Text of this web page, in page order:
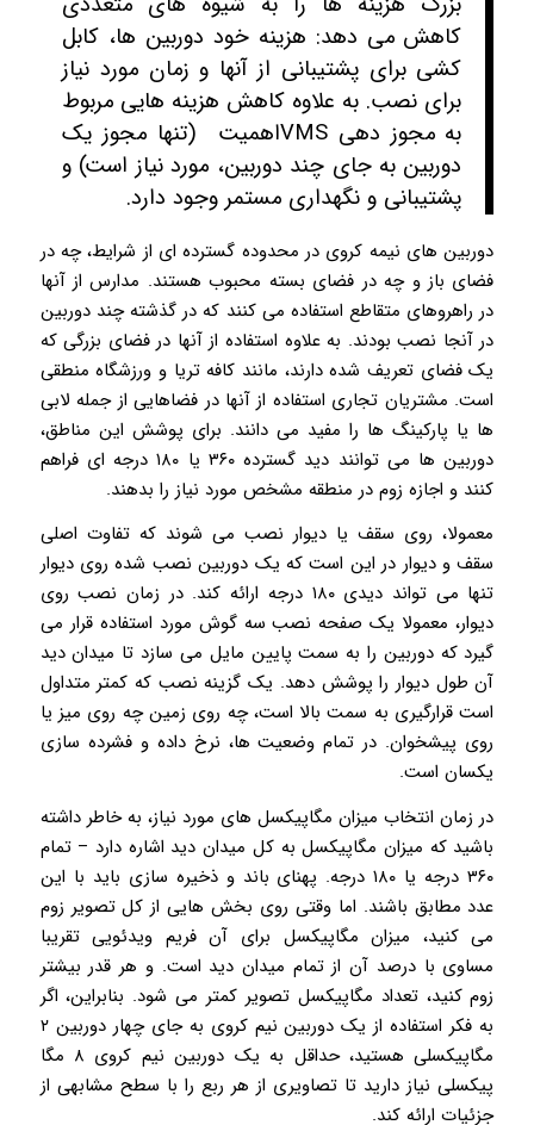
کاهش می دهد: هزینه خود دوربین ها، کابل
کشی برای پشتیبانی از آنها و زمان مورد نیاز
برای نصب. به علاوه کاهش هزینه هایی مربوط
به مجوز دهی VMSاهمیت (تنها مجوز یک
دوربین به جای چند دوربین، مورد نیاز است) و
پشتیبانی و نگهداری مستمر وجود دارد.
دوربین های نیمه کروی در محدوده گسترده ای از شرایط، چه در
فضای باز و چه در فضای بسته محبوب هستند. مدارس از آنها
در راهروهای متقاطع استفاده می کنند که در گذشته چند دوربین
در آنجا نصب بودند. به علاوه استفاده از آنها در فضای بزرگی که
یک فضای تعریف شده دارند، مانند کافه تریا و ورزشگاه منطقی
است. مشتریان تجاری استفاده از آنها در فضاهایی از جمله لابی
ها یا پارکینگ ها را مفید می دانند. برای پوشش این مناطق،
دوربین ها می توانند دید گسترده ۳۶۰ یا ۱۸۰ درجه ای فراهم
کنند و اجازه زوم در منطقه مشخص مورد نیاز را بدهند.
معمولا، روی سقف یا دیوار نصب می شوند که تفاوت اصلی
سقف و دیوار در این است که یک دوربین نصب شده روی دیوار
تنها می تواند دیدی ۱۸۰ درجه ارائه کند. در زمان نصب روی
دیوار، معمولا یک صفحه نصب سه گوش مورد استفاده قرار می
گیرد که دوربین را به سمت پایین مایل می سازد تا میدان دید
آن طول دیوار را پوشش دهد. یک گزینه نصب که کمتر متداول
است قرارگیری به سمت بالا است، چه روی زمین چه روی میز یا
روی پیشخوان. در تمام وضعیت ها، نرخ داده و فشرده سازی
یکسان است.
در زمان انتخاب میزان مگاپیکسل های مورد نیاز، به خاطر داشته
باشید که میزان مگاپیکسل به کل میدان دید اشاره دارد – تمام
۳۶۰ درجه یا ۱۸۰ درجه. پهنای باند و ذخیره سازی باید با این
عدد مطابق باشند. اما وقتی روی بخش هایی از کل تصویر زوم
می کنید، میزان مگاپیکسل برای آن فریم ویدئویی تقریبا
مساوی با درصد آن از تمام میدان دید است. و هر قدر بیشتر
زوم کنید، تعداد مگاپیکسل تصویر کمتر می شود. بنابراین، اگر
به فکر استفاده از یک دوربین نیم کروی به جای چهار دوربین ۲
مگاپیکسلی هستید، حداقل به یک دوربین نیم کروی ۸ مگا
پیکسلی نیاز دارید تا تصاویری از هر ربع را با سطح مشابهی از
جزئیات ارائه کند.